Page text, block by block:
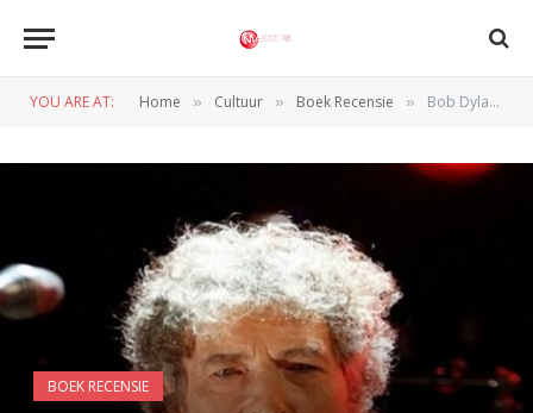
YOU ARE AT: Home » Cultuur » Boek Recensie » Bob Dylan – Tarantula
BOEK RECENSIE